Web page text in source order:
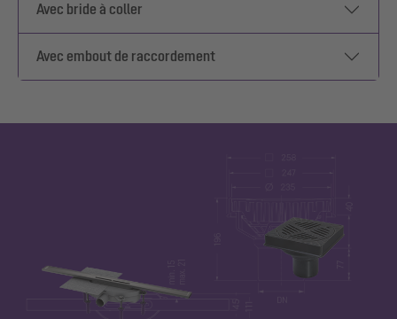
Avec bride à coller
Avec embout de raccordement